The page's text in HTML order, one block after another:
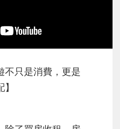
不只是消費，更是